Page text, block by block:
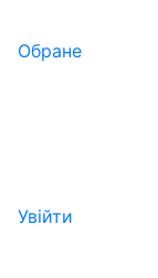
Обране
Увійти